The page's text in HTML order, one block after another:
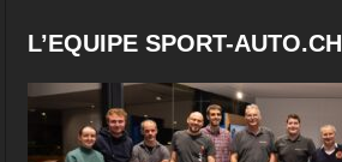
L’EQUIPE SPORT-AUTO.CH